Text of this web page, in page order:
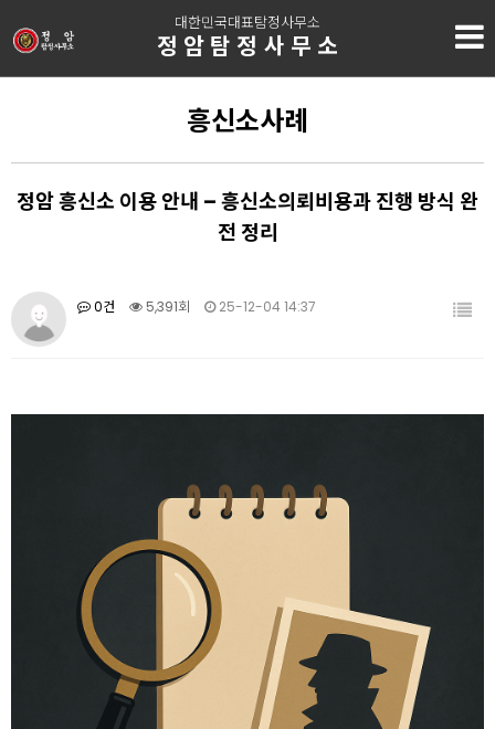
대한민국대표탐정사무소
정암탐정사무소
흥신소사례
정암 흥신소 이용 안내 – 흥신소의뢰비용과 진행 방식 완
전 정리
0건 5,391회 25-12-04 14:37